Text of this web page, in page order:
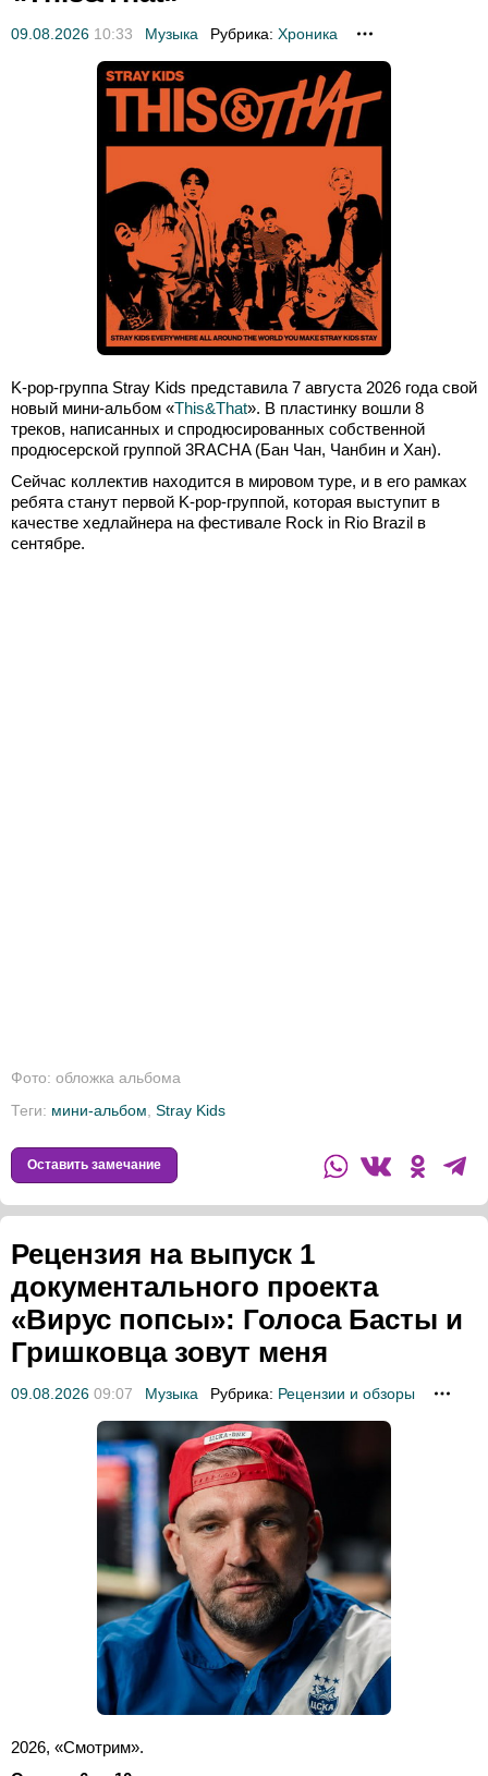
09.08.2026 10:33 Музыка Рубрика: Хроника
K-pop-группа Stray Kids представила 7 августа 2026 года свой
новый мини-альбом «This&That». В пластинку вошли 8
треков, написанных и спродюсированных собственной
продюсерской группой 3RACHA (Бан Чан, Чанбин и Хан).
Сейчас коллектив находится в мировом туре, и в его рамках
ребята станут первой K-pop-группой, которая выступит в
качестве хедлайнера на фестивале Rock in Rio Brazil в
сентябре.
Фото: обложка альбома
Теги: мини-альбом Stray Kids
Оставить замечание
Рецензия на выпуск 1
документального проекта
«Вирус попсы»: Голоса Басты и
Гришковца зовут меня
09.08.2026 09:07 Музыка Рубрика: Рецензии и обзоры
2026, «Смотрим».